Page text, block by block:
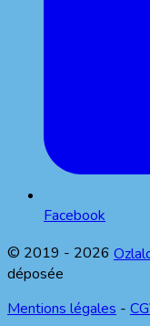
Facebook
© 2019 - 2026
déposée
Mentions légales -